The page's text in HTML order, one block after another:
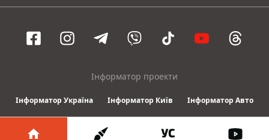
Інформатор проекти
Інформатор Україна Інформатор Київ Інформатор Авто
© 2016-2026 Informator